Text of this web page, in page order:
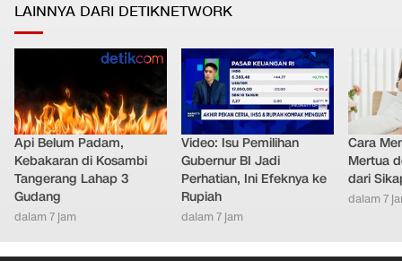
LAINNYA DARI DETIKNETWORK
Api Belum Padam,
Kebakaran di Kosambi
Tangerang Lahap 3
Gudang
dalam 7 jam
Video: Isu Pemilihan
Gubernur BI Jadi
Perhatian, Ini Efeknya ke
Rupiah
dalam 7 jam
Cara
Mertua
dari
dalam 7